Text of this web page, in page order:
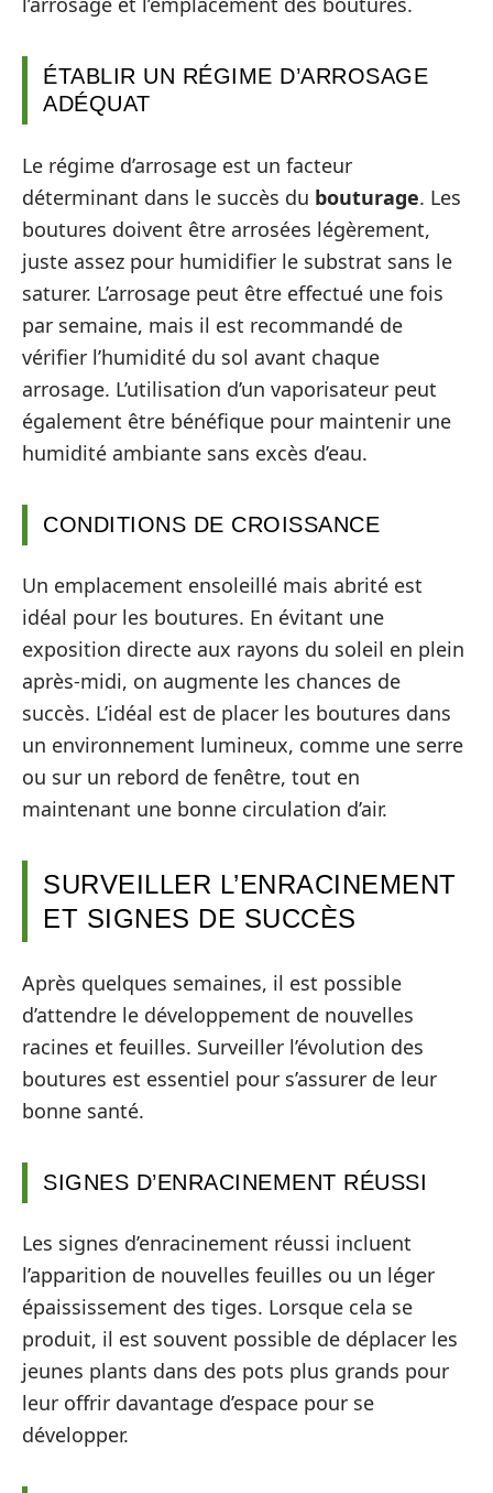
ÉTABLIR UN RÉGIME D’ARROSAGE
ADÉQUAT
Le régime d’arrosage est un facteur
déterminant dans le succès du bouturage. Les
boutures doivent être arrosées légèrement,
juste assez pour humidifier le substrat sans le
saturer. L’arrosage peut être effectué une fois
par semaine, mais il est recommandé de
vérifier l’humidité du sol avant chaque
arrosage. L’utilisation d’un vaporisateur peut
également être bénéfique pour maintenir une
humidité ambiante sans excès d’eau.
CONDITIONS DE CROISSANCE
Un emplacement ensoleillé mais abrité est
idéal pour les boutures. En évitant une
exposition directe aux rayons du soleil en plein
après-midi, on augmente les chances de
succès. L’idéal est de placer les boutures dans
un environnement lumineux, comme une serre
ou sur un rebord de fenêtre, tout en
maintenant une bonne circulation d’air.
SURVEILLER L’ENRACINEMENT
ET SIGNES DE SUCCÈS
Après quelques semaines, il est possible
d’attendre le développement de nouvelles
racines et feuilles. Surveiller l’évolution des
boutures est essentiel pour s’assurer de leur
bonne santé.
SIGNES D’ENRACINEMENT RÉUSSI
Les signes d’enracinement réussi incluent
l’apparition de nouvelles feuilles ou un léger
épaississement des tiges. Lorsque cela se
produit, il est souvent possible de déplacer les
jeunes plants dans des pots plus grands pour
leur offrir davantage d’espace pour se
développer.